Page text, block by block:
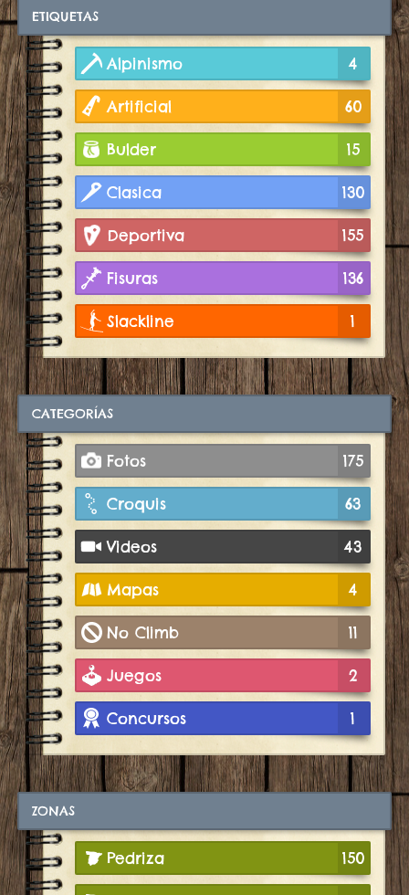
ETIQUETAS
Alpinismo 4
Artificial 60
Bulder 15
Clasica 130
Deportiva 155
Fisuras 136
Slackline 1
CATEGORÍAS
Fotos 175
Croquis 63
Videos 43
Mapas 4
No Climb 11
Juegos 2
Concursos 1
ZONAS
Pedriza 150